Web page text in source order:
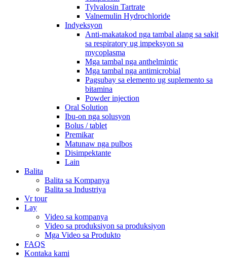
Tylvalosin Tartrate
Valnemulin Hydrochloride
Indyeksyon
Anti-makatakod nga tambal alang sa sakit
sa respiratory ug impeksyon sa
mycoplasma
Mga tambal nga anthelmintic
Mga tambal nga antimicrobial
Pagsubay sa elemento ug suplemento sa
bitamina
Powder injection
Oral Solution
Ibu-on nga solusyon
Bolus / tablet
Premikar
Matunaw nga pulbos
Disimpektante
Lain
Balita
Balita sa Kompanya
Balita sa Industriya
Vr tour
Lay
Video sa kompanya
Video sa produksiyon sa produksiyon
Mga Video sa Produkto
FAQS
Kontaka kami